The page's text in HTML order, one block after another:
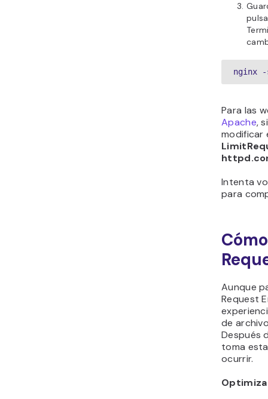
nginx
Para las
Apache,
modificar
Intenta
para
Aunque
Request
de
Después
toma
ocurrir.